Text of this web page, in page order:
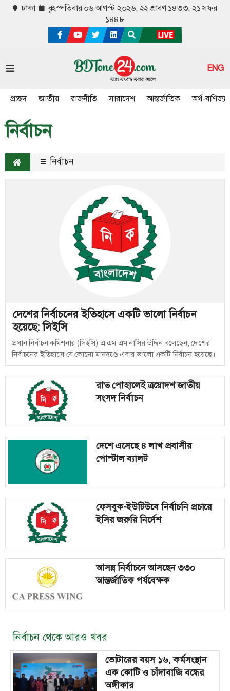
ঢাকা বৃহস্পতিবার ০৬ আগস্ট ২০২৬, ২২ শ্রাবণ ১৪৩৩, ২১ সফর
১৪৪৮
ENG
প্রচ্ছদ জাতীয় রাজনীতি সারাদেশ আন্তর্জাতিক অর্থ-বাণিজ্য
নির্বাচন
নির্বাচন
দেশের নির্বাচনের ইতিহাসে একটি ভালো নির্বাচন
হয়েছে: সিইসি
প্রধান নির্বাচন কমিশনার (সিইসি) এ এম এম নাসির উদ্দিন বলেছেন, দেশের
নির্বাচনের ইতিহাসে যে কোনো মানদণ্ডে এবার ভালো একটি নির্বাচন হয়েছে।
রাত পোহালেই ত্রয়োদশ জাতীয়
সংসদ নির্বাচন
দেশে এসেছে ৪ লাখ প্রবাসীর
পোস্টাল ব্যালট
ফেসবুক-ইউটিউবে নির্বাচনি প্রচারে
ইসির জরুরি নির্দেশ
আসন্ন নির্বাচনে আসছেন ৩৩০
আন্তর্জাতিক পর্যবেক্ষক
নির্বাচন থেকে আরও খবর
ভোটারের বয়স ১৬, কর্মসংস্থান
এক কোটি ও চাঁদাবাজি বন্ধের
অঙ্গীকার